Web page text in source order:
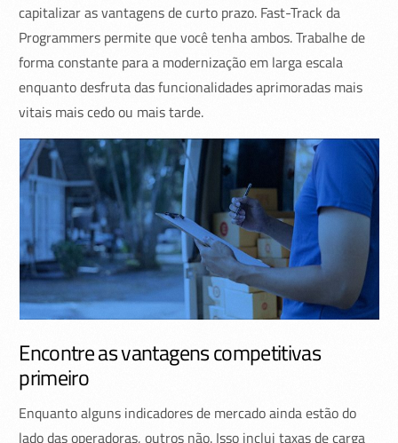
capitalizar as vantagens de curto prazo. Fast-Track da
Programmers permite que você tenha ambos. Trabalhe de
forma constante para a modernização em larga escala
enquanto desfruta das funcionalidades aprimoradas mais
vitais mais cedo ou mais tarde.
Encontre as vantagens competitivas
primeiro
Enquanto alguns indicadores de mercado ainda estão do
lado das operadoras, outros não. Isso inclui taxas de carga